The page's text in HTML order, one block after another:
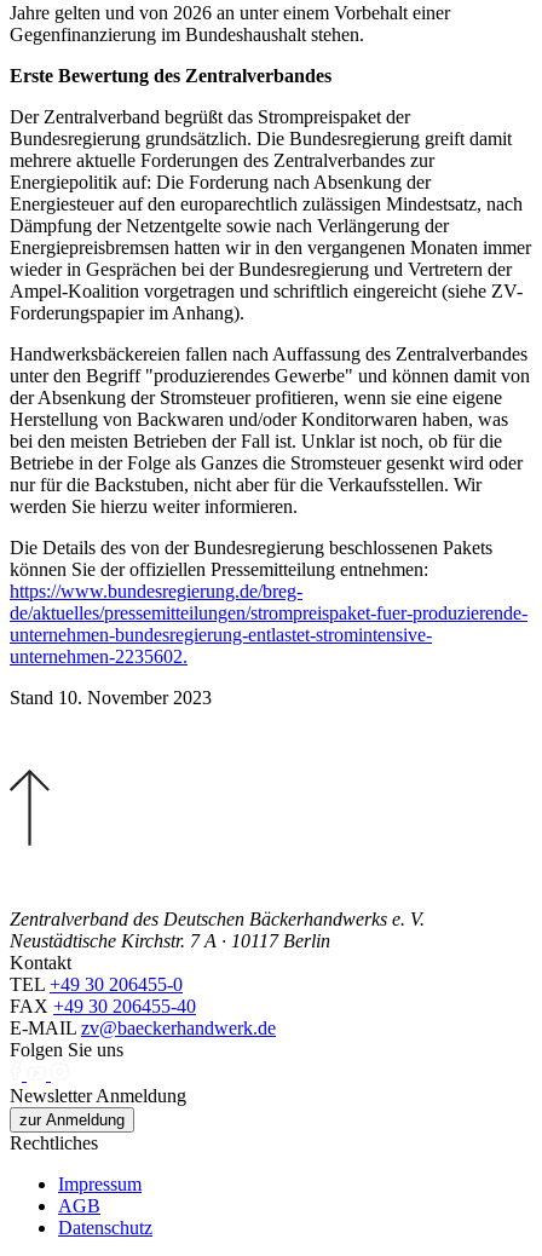
Jahre gelten und von 2026 an unter einem Vorbehalt einer
Gegenfinanzierung im Bundeshaushalt stehen.
Erste Bewertung des Zentralverbandes
Der Zentralverband begrüßt das Strompreispaket der
Bundesregierung grundsätzlich. Die Bundesregierung greift damit
mehrere aktuelle Forderungen des Zentralverbandes zur
Energiepolitik auf: Die Forderung nach Absenkung der
Energiesteuer auf den europarechtlich zulässigen Mindestsatz, nach
Dämpfung der Netzentgelte sowie nach Verlängerung der
Energiepreisbremsen hatten wir in den vergangenen Monaten immer
wieder in Gesprächen bei der Bundesregierung und Vertretern der
Ampel-Koalition vorgetragen und schriftlich eingereicht (siehe ZV-
Forderungspapier im Anhang).
Handwerksbäckereien fallen nach Auffassung des Zentralverbandes
unter den Begriff "produzierendes Gewerbe" und können damit von
der Absenkung der Stromsteuer profitieren, wenn sie eine eigene
Herstellung von Backwaren und/oder Konditorwaren haben, was
bei den meisten Betrieben der Fall ist. Unklar ist noch, ob für die
Betriebe in der Folge als Ganzes die Stromsteuer gesenkt wird oder
nur für die Backstuben, nicht aber für die Verkaufsstellen. Wir
werden Sie hierzu weiter informieren.
Die Details des von der Bundesregierung beschlossenen Pakets
können Sie der offiziellen Pressemitteilung entnehmen:
https://www.bundesregierung.de/breg-
de/aktuelles/pressemitteilungen/strompreispaket-fuer-produzierende-
unternehmen-bundesregierung-entlastet-stromintensive-
unternehmen-2235602.
Stand 10. November 2023
Zentralverband des Deutschen Bäckerhandwerks e. V.
Neustädtische Kirchstr. 7 A · 10117 Berlin
Kontakt
TEL +49 30 206455-0
FAX +49 30 206455-40
E-MAIL zv@baeckerhandwerk.de
Folgen Sie uns
Newsletter Anmeldung
zur Anmeldung
Rechtliches
Impressum
AGB
Datenschutz